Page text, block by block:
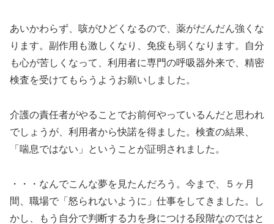
あいかわらず、咳がひどくなるので、薬がだんだん強くな
ります。副作用も激しくなり、免疫も弱くなります。自分
も心が苦しくなって、利用者に専門の呼吸器外来で、精密
検査を受けてもらうようお願いしました。
介護の責任者がやることでお前何やっているんだと思われ
でしょうが、利用者から快諾を得ました。検査の結果、
「喘息ではない」ということが証明されました。
・・・なんでこんな夢を見たんだろう。今まで、５ヶ月
間、職場で「怒られないように」仕事をしてきました。し
かし、もう自分で判断する力を身につける段階なのではと